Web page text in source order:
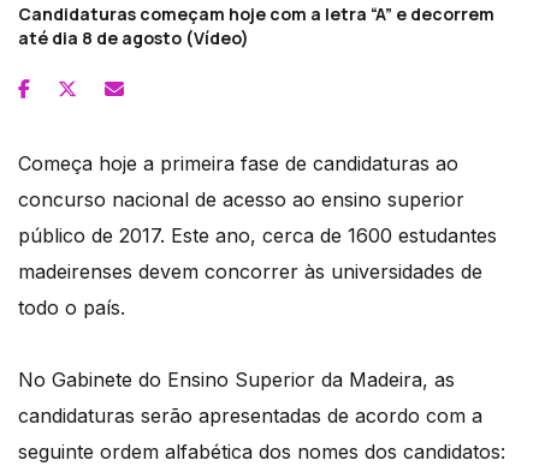
Candidaturas começam hoje com a letra “A” e decorrem
até dia 8 de agosto (Vídeo)
Começa hoje a primeira fase de candidaturas ao
concurso nacional de acesso ao ensino superior
público de 2017. Este ano, cerca de 1600 estudantes
madeirenses devem concorrer às universidades de
todo o país.
No Gabinete do Ensino Superior da Madeira, as
candidaturas serão apresentadas de acordo com a
seguinte ordem alfabética dos nomes dos candidatos: